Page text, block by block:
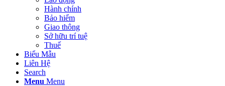
Hành chính
Bảo hiểm
Giao thông
Sở hữu trí tuệ
Thuế
Biểu Mẫu
Liên Hệ
Search
Menu Menu